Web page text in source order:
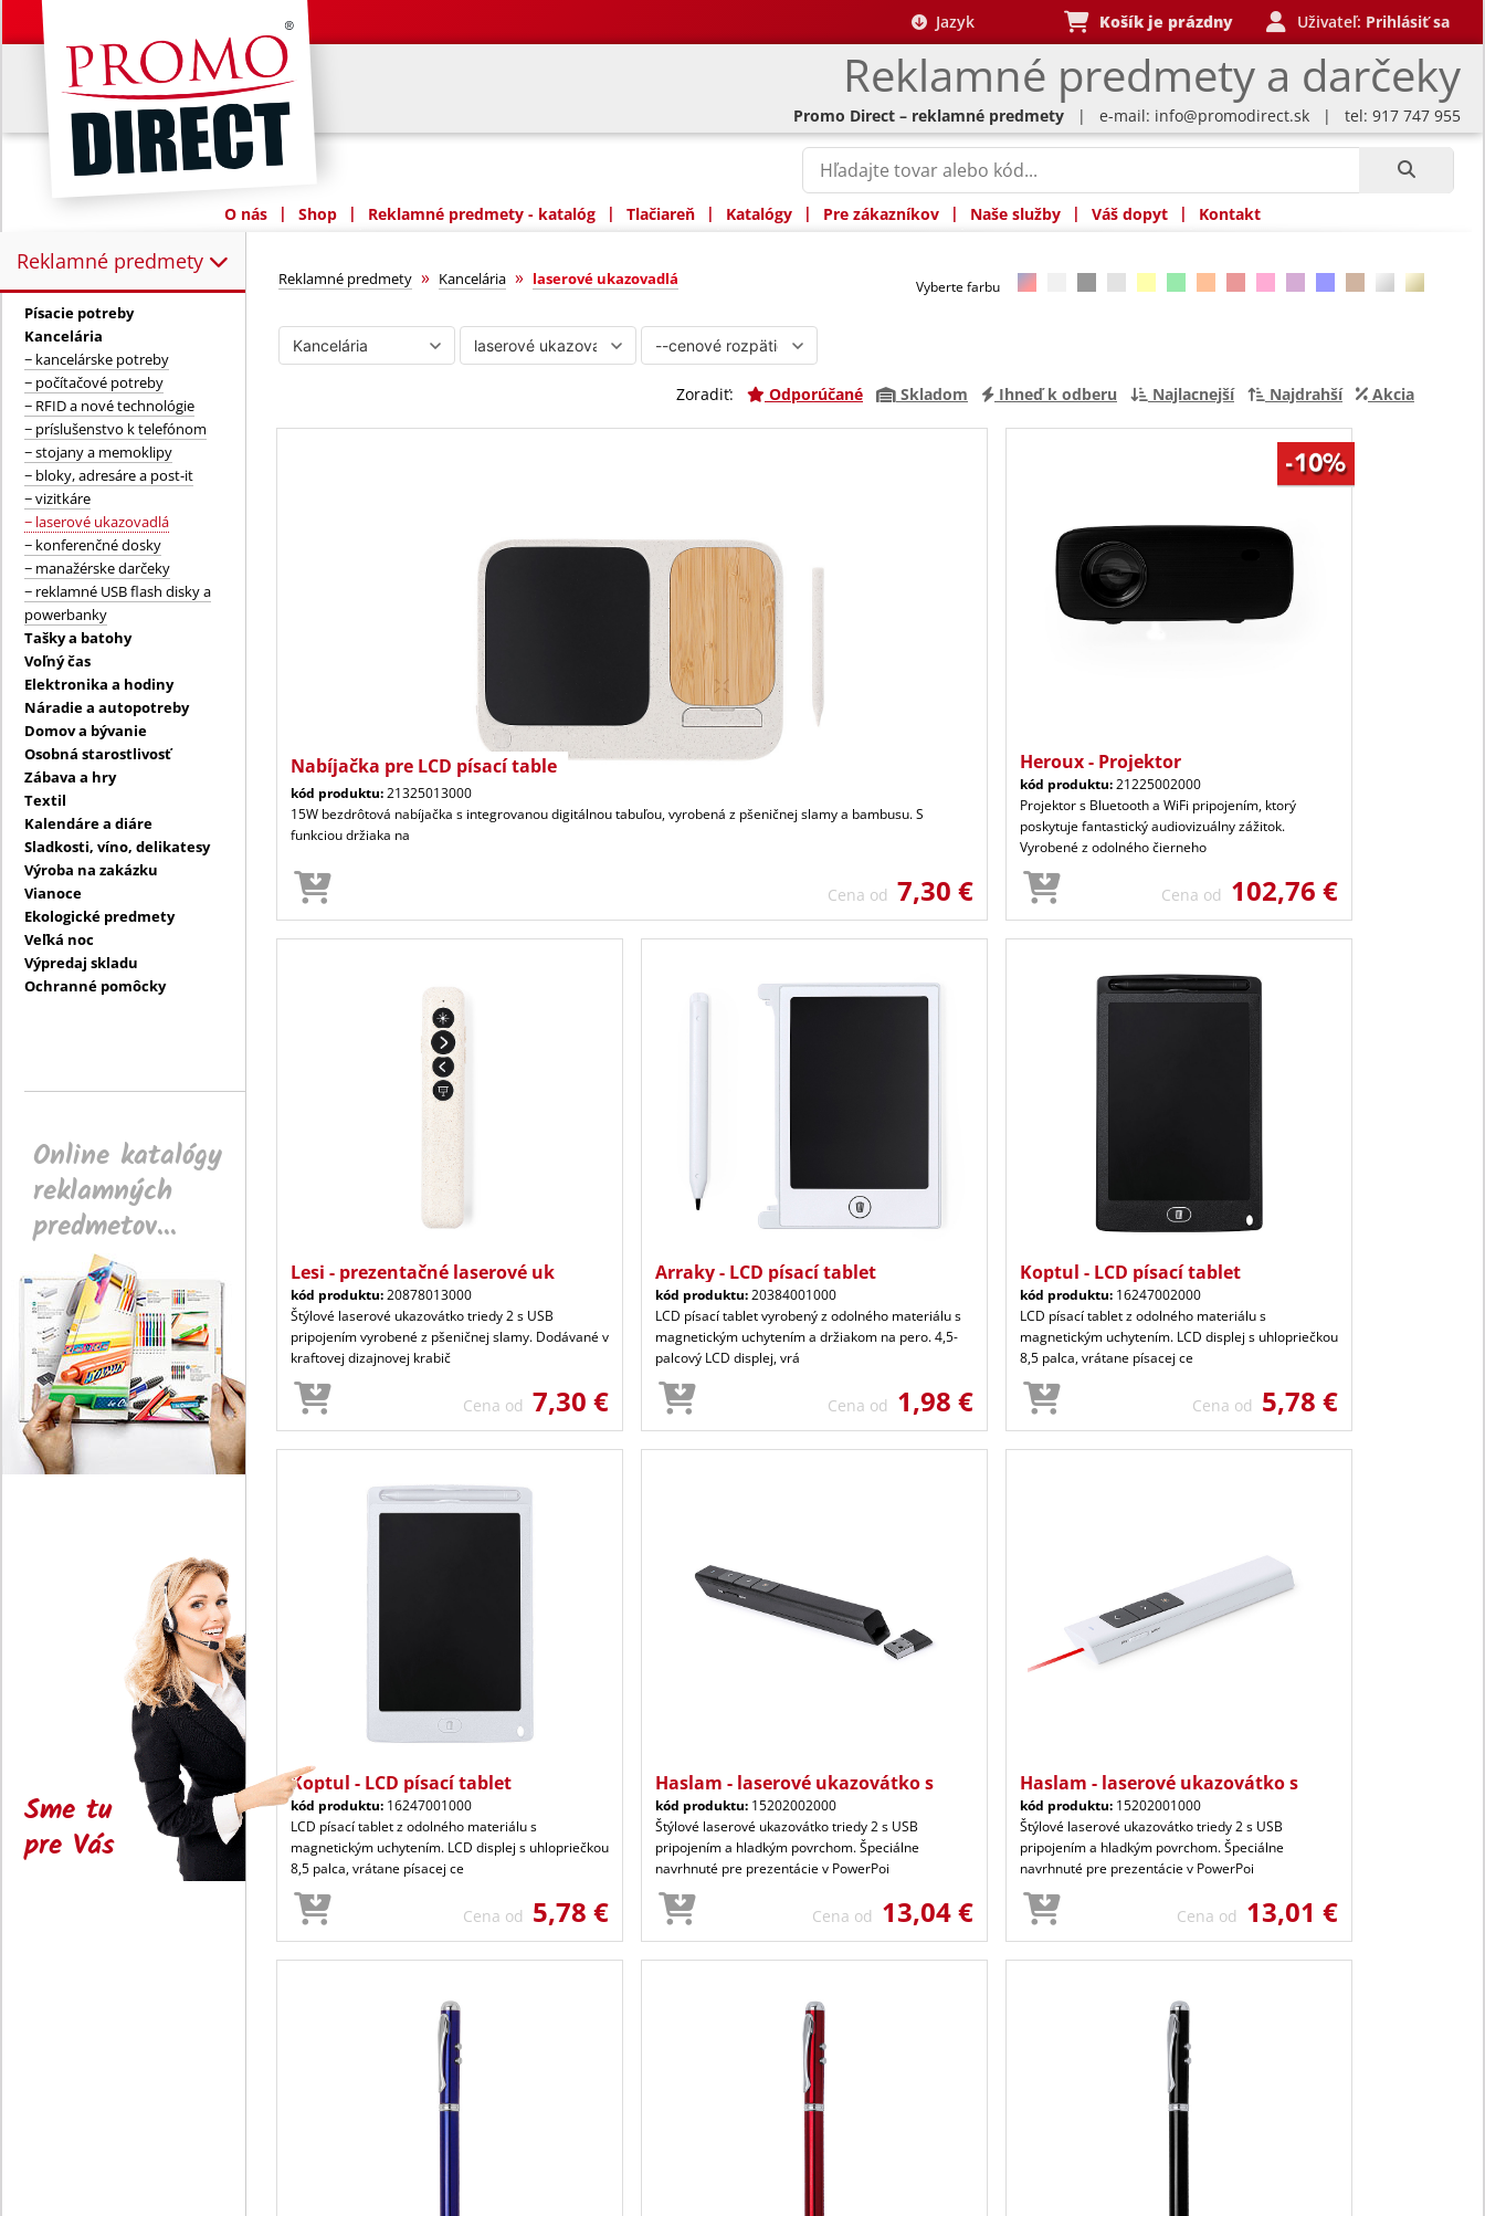
Reklamné predmety a darčeky
Jazyk Košík je prázdny Uživateľ: Prihlásiť sa
Promo Direct – reklamné predmety | e-mail: info@promodirect.sk | tel: 917 747 955
O nás | Shop | Reklamné predmety - katalóg | Tlačiareň | Katalógy | Pre zákazníkov | Naše služby | Váš dopyt | Kontakt
Reklamné predmety
Reklamné predmety:
Písacie potreby
Kancelária
− kancelárske potreby
− počítačové potreby
− RFID a nové technológie
− príslušenstvo k telefónom
− stojany a memoklipy
− bloky, adresáre a post-it
− vizitkáre
− laserové ukazovadlá
− konferenčné dosky
− manažérske darčeky
− reklamné USB flash disky a
powerbanky
Tašky a batohy
Voľný čas
Elektronika a hodiny
Náradie a autopotreby
Domov a bývanie
Osobná starostlivosť
Zábava a hry
Textil
Kalendáre a diáre
Sladkosti, víno, delikatesy
Výroba na zakázku
Vianoce
Ekologické predmety
Veľká noc
Výpredaj skladu
Ochranné pomôcky
Online katalógy
reklamných
predmetov...
Sme tu
pre Vás
laserové ukazovadlá
Reklamné predmety » Kancelária » laserové ukazovadlá Vyberte farbu
Zoradiť: Odporúčané Skladom Ihneď k odberu Najlacnejší Najdrahší Akcia
Nabíjačka pre LCD písací table
kód produktu:21325013000
15W bezdrôtová nabíjačka s integrovanou digitálnou tabuľou, vyrobená z pšeničnej slamy a bambusu. S
funkciou držiaka na
Cena od 7,30 €
Heroux - Projektor
kód produktu:21225002000
Projektor s Bluetooth a WiFi pripojením, ktorý
poskytuje fantastický audiovizuálny zážitok.
Vyrobené z odolného čierneho
Cena od 102,76 €
Lesi - prezentačné laserové uk
kód produktu:20878013000
Štýlové laserové ukazovátko triedy 2 s USB
pripojením vyrobené z pšeničnej slamy. Dodávané v
kraftovej dizajnovej krabič
Cena od 7,30 €
Arraky - LCD písací tablet
kód produktu:20384001000
LCD písací tablet vyrobený z odolného materiálu s
magnetickým uchytením a držiakom na pero. 4,5-
palcový LCD displej, vrá
Cena od 1,98 €
Koptul - LCD písací tablet
kód produktu: 16247002000
LCD písací tablet z odolného materiálu s
magnetickým uchytením. LCD displej s uhlopriečkou
8,5 palca, vrátane písacej ce
Cena od 5,78 €
Koptul - LCD písací tablet
kód produktu: 16247001000
LCD písací tablet z odolného materiálu s
magnetickým uchytením. LCD displej s uhlopriečkou
8,5 palca, vrátane písacej ce
Cena od 5,78 €
Haslam - laserové ukazovátko s
kód produktu: 15202002000
Štýlové laserové ukazovátko triedy 2 s USB
pripojením a hladkým povrchom. Špeciálne
navrhnuté pre prezentácie v PowerPoi
Cena od 13,04 €
Haslam - laserové ukazovátko s
kód produktu: 15202001000
Štýlové laserové ukazovátko triedy 2 s USB
pripojením a hladkým povrchom. Špeciálne
navrhnuté pre prezentácie v PowerPoi
Cena od 13,01 €